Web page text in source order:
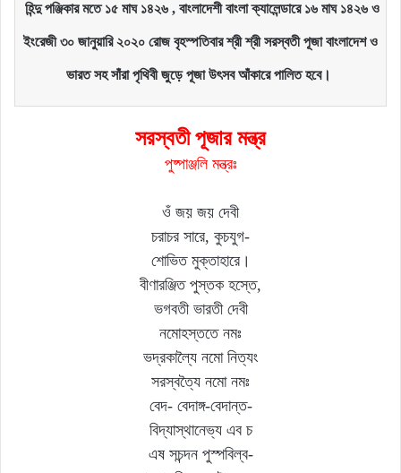
হিন্দু পঞ্জিকার মতে ১৫ মাঘ ১৪২৬ , বাংলাদেশী বাংলা ক্যালেন্ডারে ১৬ মাঘ ১৪২৬ ও
ইংরেজী ৩০ জানুয়ারি ২০২০ রোজ বৃহস্পতিবারশ্রী শ্রী সরস্বতীপূজা বাংলাদেশ ও
ভারত সহ সাঁরা পৃথিবী জুড়ে পূজা উৎসব আঁকারে পালিত হবে।
সরস্বতী পূজার মন্ত্র
পুষ্পাঞ্জলি মন্ত্রঃ
ওঁ জয় জয় দেবী
চরাচর সারে, কুচযুগ-
শোভিত মুক্তাহারে।
বীণারঞ্জিত পুস্তক হস্তে,
ভগবতী ভারতী দেবী
নমোহস্ততে নমঃ
ভদ্রকাল্যৈ নমো নিত্যং
সরস্বত্যৈ নমো নমঃ
বেদ- বেদাঙ্গ-বেদান্ত-
বিদ্যাস্থানেভ্য এব চ
এষ সচন্দন পুস্পবিল্ব-